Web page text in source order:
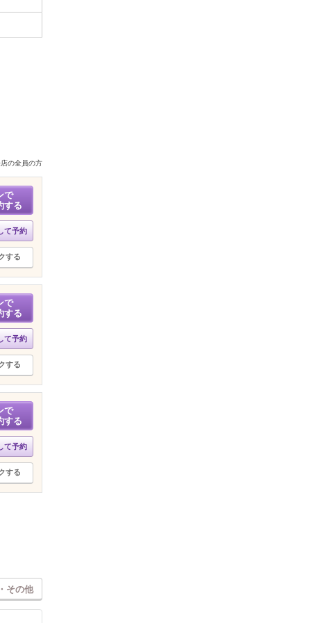
の全員の方
で
する
て予約
する
で
する
て予約
する
で
する
て予約
する
その他